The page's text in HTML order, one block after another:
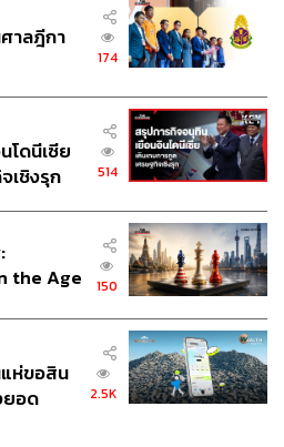
าลฎีกา
174
โดนีเซีย
เชิงรุก
514
the Age
150
ห่ขอสิน
ยอด
2.5K